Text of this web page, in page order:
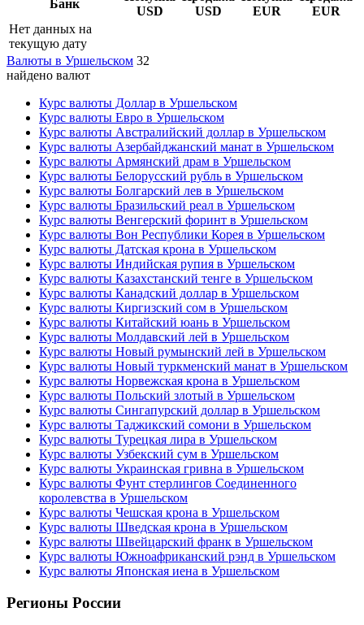
Банк
USD
USD
EUR
EUR
Нет данных на
текущую дату
Валюты в Уршельском 32
найдено валют
Курс валюты Доллар в Уршельском
Курс валюты Евро в Уршельском
Курс валюты Австралийский доллар в Уршельском
Курс валюты Азербайджанский манат в Уршельском
Курс валюты Армянский драм в Уршельском
Курс валюты Белорусский рубль в Уршельском
Курс валюты Болгарский лев в Уршельском
Курс валюты Бразильский реал в Уршельском
Курс валюты Венгерский форинт в Уршельском
Курс валюты Вон Республики Корея в Уршельском
Курс валюты Датская крона в Уршельском
Курс валюты Индийская рупия в Уршельском
Курс валюты Казахстанский тенге в Уршельском
Курс валюты Канадский доллар в Уршельском
Курс валюты Киргизский сом в Уршельском
Курс валюты Китайский юань в Уршельском
Курс валюты Молдавский лей в Уршельском
Курс валюты Новый румынский лей в Уршельском
Курс валюты Новый туркменский манат в Уршельском
Курс валюты Норвежская крона в Уршельском
Курс валюты Польский злотый в Уршельском
Курс валюты Сингапурский доллар в Уршельском
Курс валюты Таджикский сомони в Уршельском
Курс валюты Турецкая лира в Уршельском
Курс валюты Узбекский сум в Уршельском
Курс валюты Украинская гривна в Уршельском
Курс валюты Фунт стерлингов Соединенного
королевства в Уршельском
Курс валюты Чешская крона в Уршельском
Курс валюты Шведская крона в Уршельском
Курс валюты Швейцарский франк в Уршельском
Курс валюты Южноафриканский рэнд в Уршельском
Курс валюты Японская иена в Уршельском
Регионы России